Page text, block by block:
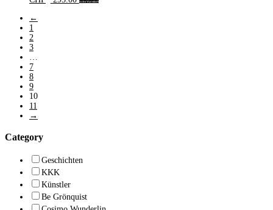
In den Warenkorb
←
1
2
3
…
7
8
9
10
11
→
Category
Geschichten
KKK
Künstler
Be Grönquist